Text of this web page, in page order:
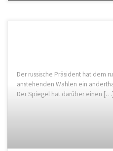
Der russische Präsident hat dem
anstehenden Wahlen ein
Der Spiegel hat darüber einen […]